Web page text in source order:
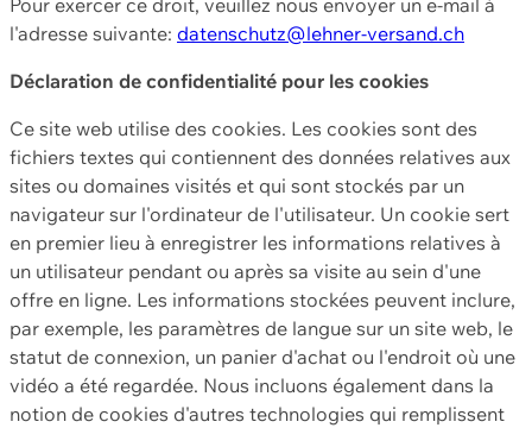
l'adresse suivante: datenschutz@lehner-versand.ch
Déclaration de confidentialité pour les cookies
Ce site web utilise des cookies. Les cookies sont des
fichiers textes qui contiennent des données relatives aux
sites ou domaines visités et qui sont stockés par un
navigateur sur l'ordinateur de l'utilisateur. Un cookie sert
en premier lieu à enregistrer les informations relatives à
un utilisateur pendant ou après sa visite au sein d'une
offre en ligne. Les informations stockées peuvent inclure,
par exemple, les paramètres de langue sur un site web, le
statut de connexion, un panier d'achat ou l'endroit où une
vidéo a été regardée. Nous incluons également dans la
notion de cookies d'autres technologies qui remplissent